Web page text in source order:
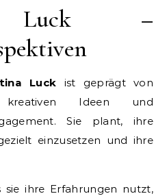
Luck –
Luck ist geprägt von
kreativen Ideen und
Sie plant, ihre
einzusetzen und ihre
sie ihre Erfahrungen nutzt,